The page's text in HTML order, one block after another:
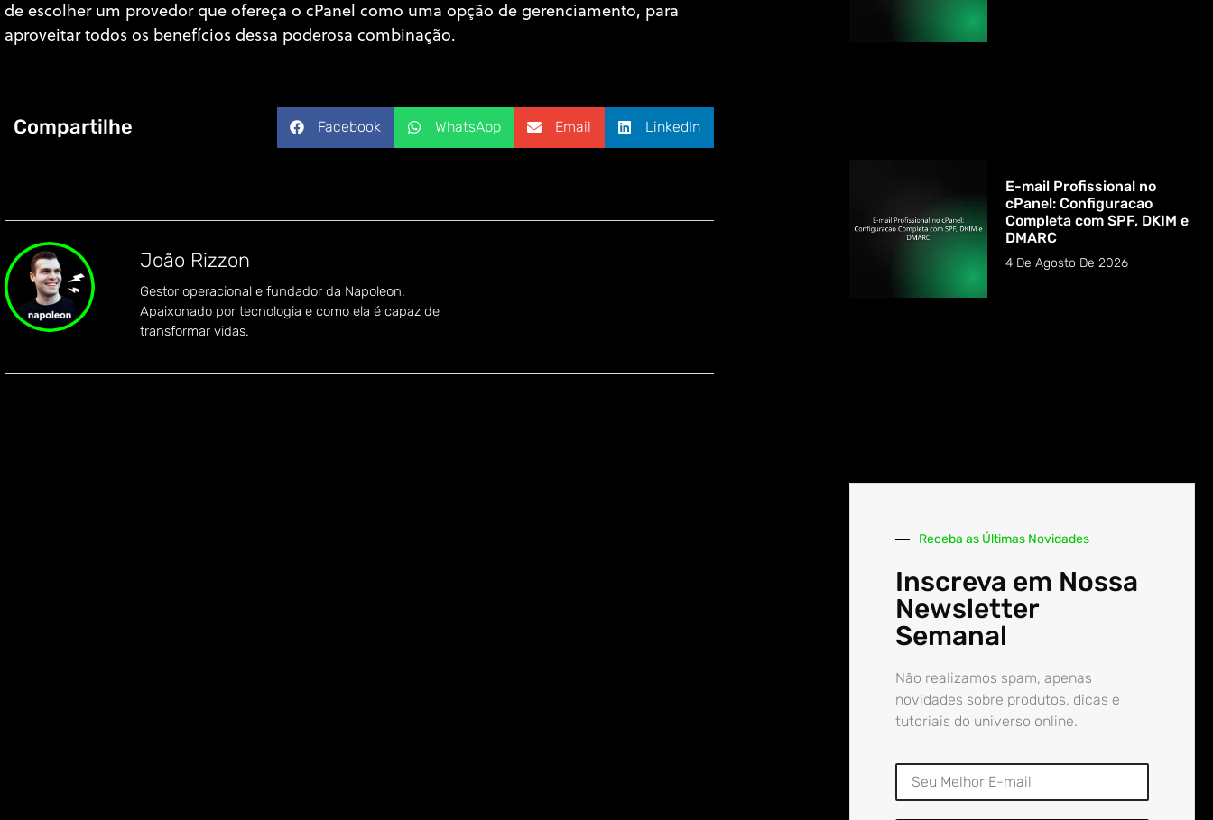
de escolher um provedor que ofereça o cPanel como uma opção de gerenciamento, para
aproveitar todos os benefícios dessa poderosa combinação.
Compartilhe Facebook WhatsApp Email LinkedIn
João Rizzon
Gestor operacional e fundador da Napoleon.
Apaixonado por tecnologia e como ela é capaz de
transformar vidas.
E-mail Profissional no
cPanel: Configuracao
Completa com SPF, DKIM e
DMARC
4 De Agosto De 2026
Receba as Últimas Novidades
Inscreva em Nossa
Newsletter
Semanal
Não realizamos spam, apenas
novidades sobre produtos, dicas e
tutoriais do universo online.